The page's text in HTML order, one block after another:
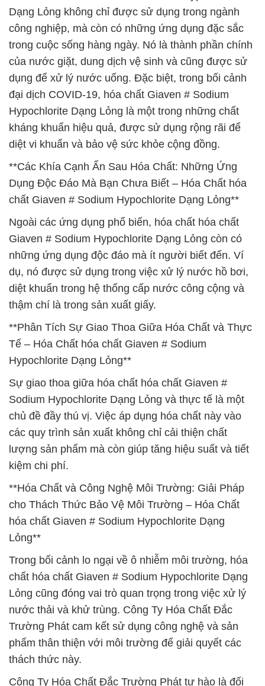
Dạng Lỏng không chỉ được sử dụng trong ngành
công nghiệp, mà còn có những ứng dụng đặc sắc
trong cuộc sống hàng ngày. Nó là thành phần chính
của nước giặt, dung dịch vệ sinh và cũng được sử
dụng để xử lý nước uống. Đặc biệt, trong bối cảnh
đại dịch COVID-19, hóa chất Giaven # Sodium
Hypochlorite Dạng Lỏng là một trong những chất
kháng khuẩn hiệu quả, được sử dụng rộng rãi để
diệt vi khuẩn và bảo vệ sức khỏe cộng đồng.
**Các Khía Cạnh Ẩn Sau Hóa Chất: Những Ứng
Dụng Độc Đáo Mà Bạn Chưa Biết – Hóa Chất hóa
chất Giaven # Sodium Hypochlorite Dạng Lỏng**
Ngoài các ứng dụng phổ biến, hóa chất hóa chất
Giaven # Sodium Hypochlorite Dạng Lỏng còn có
những ứng dụng độc đáo mà ít người biết đến. Ví
dụ, nó được sử dụng trong việc xử lý nước hồ bơi,
diệt khuẩn trong hệ thống cấp nước công cộng và
thậm chí là trong sản xuất giấy.
**Phân Tích Sự Giao Thoa Giữa Hóa Chất và Thực
Tế – Hóa Chất hóa chất Giaven # Sodium
Hypochlorite Dạng Lỏng**
Sự giao thoa giữa hóa chất hóa chất Giaven #
Sodium Hypochlorite Dạng Lỏng và thực tế là một
chủ đề đầy thú vị. Việc áp dụng hóa chất này vào
các quy trình sản xuất không chỉ cải thiện chất
lượng sản phẩm mà còn giúp tăng hiệu suất và tiết
kiệm chi phí.
**Hóa Chất và Công Nghệ Môi Trường: Giải Pháp
cho Thách Thức Bảo Vệ Môi Trường – Hóa Chất
hóa chất Giaven # Sodium Hypochlorite Dạng
Lỏng**
Trong bối cảnh lo ngại về ô nhiễm môi trường, hóa
chất hóa chất Giaven # Sodium Hypochlorite Dạng
Lỏng cũng đóng vai trò quan trọng trong việc xử lý
nước thải và khử trùng. Công Ty Hóa Chất Đắc
Trường Phát cam kết sử dụng công nghệ và sản
phẩm thân thiện với môi trường để giải quyết các
thách thức này.
Công Ty Hóa Chất Đắc Trường Phát tự hào là đối